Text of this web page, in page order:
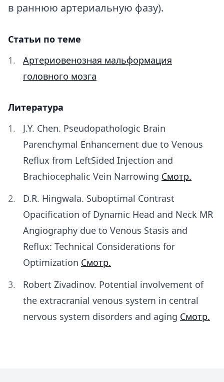
в раннюю артериальную фазу).
Статьи по теме
Артериовенозная мальформация
головного мозга
Литература
J.Y. Chen. Pseudopathologic Brain
Parenchymal Enhancement due to Venous
Reflux from LeftSided Injection and
Brachiocephalic Vein Narrowing Смотр.
D.R. Hingwala. Suboptimal Contrast
Opacification of Dynamic Head and Neck MR
Angiography due to Venous Stasis and
Reflux: Technical Considerations for
Optimization Смотр.
Robert Zivadinov. Potential involvement of
the extracranial venous system in central
nervous system disorders and aging Смотр.